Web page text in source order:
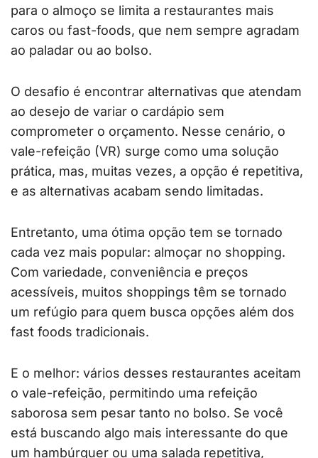
para o almoço se limita a restaurantes mais
caros ou fast-foods, que nem sempre agradam
ao paladar ou ao bolso.
O desafio é encontrar alternativas que atendam
ao desejo de variar o cardápio sem
comprometer o orçamento. Nesse cenário, o
vale-refeição (VR) surge como uma solução
prática, mas, muitas vezes, a opção é repetitiva,
e as alternativas acabam sendo limitadas.
Entretanto, uma ótima opção tem se tornado
cada vez mais popular: almoçar no shopping.
Com variedade, conveniência e preços
acessíveis, muitos shoppings têm se tornado
um refúgio para quem busca opções além dos
fast foods tradicionais.
E o melhor: vários desses restaurantes aceitam
o vale-refeição, permitindo uma refeição
saborosa sem pesar tanto no bolso. Se você
está buscando algo mais interessante do que
um hambúrguer ou uma salada repetitiva,